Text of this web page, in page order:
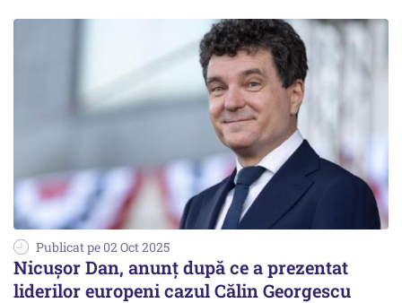
Publicat pe 02 Oct 2025
Nicușor Dan, anunț după ce a prezentat
liderilor europeni cazul Călin Georgescu